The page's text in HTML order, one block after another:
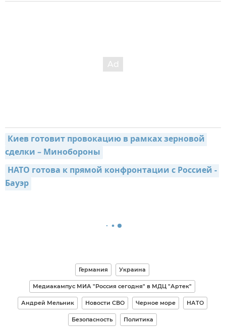
Киев готовит провокацию в рамках зерновой
сделки – Минобороны
НАТО готова к прямой конфронтации с Россией -
Бауэр
Германия Украина
Медиакампус МИА "Россия сегодня" в МДЦ "Артек"
Андрей Мельник Новости СВО Черное море НАТО
Безопасность Политика